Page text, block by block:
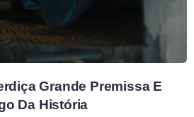
Grande Premissa E
Da História